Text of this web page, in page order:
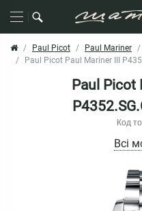
Paul Picot Paul Mariner
Paul Picot Paul Mariner III
Paul Picot
Код
Всі